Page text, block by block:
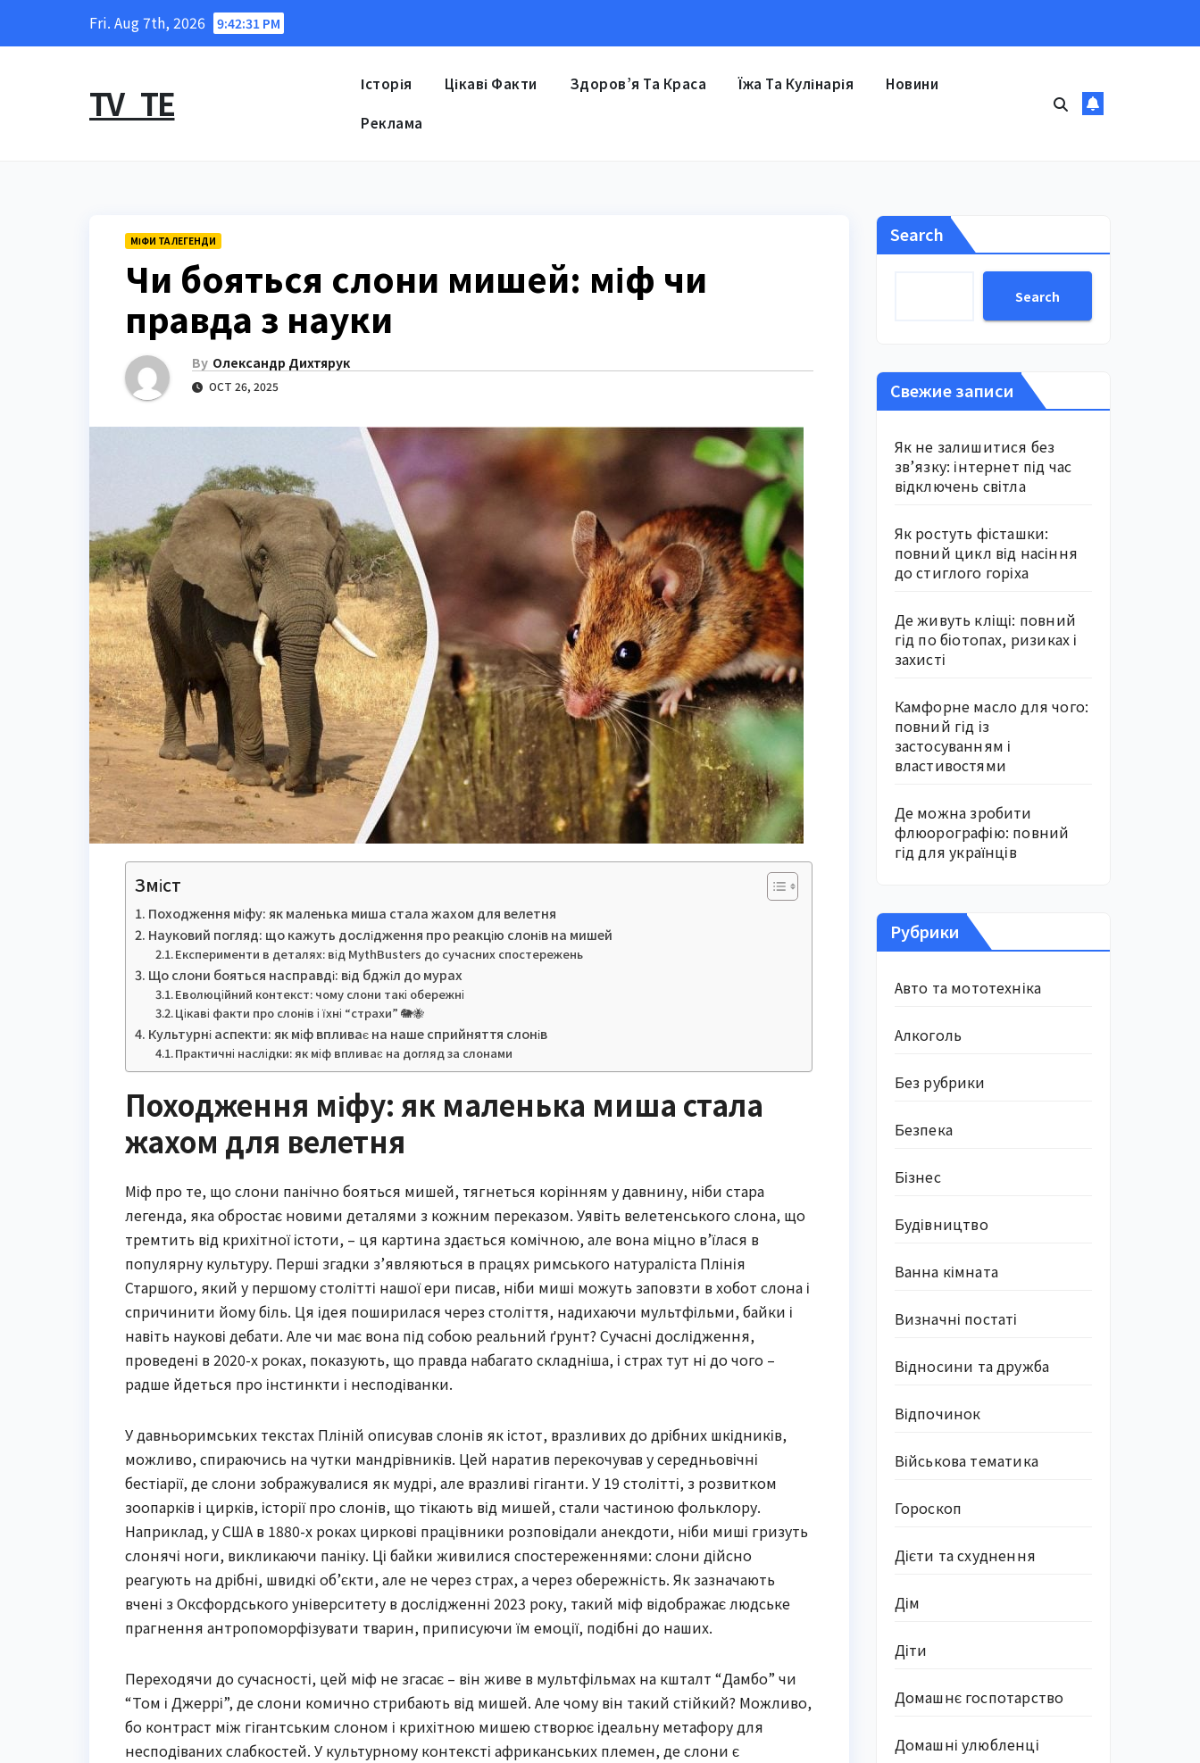
Fri. Aug 7th, 2026 9:42:32 PM
TV_TE Історія Цікаві Факти Здоров’я Та Краса Їжа Та Кулінарія Новини
Реклама
МІФИ ТА ЛЕГЕНДИ
Чи бояться слони мишей: міф чи
правда з науки
By Олександр Дихтярук
OCT 26, 2025
Зміст
Походження міфу: як маленька миша стала жахом для велетня
Науковий погляд: що кажуть дослідження про реакцію слонів на мишей
Експерименти в деталях: від MythBusters до сучасних спостережень
Що слони бояться насправді: від бджіл до мурах
Еволюційний контекст: чому слони такі обережні
Цікаві факти про слонів і їхні “страхи” 🐘🐝
Культурні аспекти: як міф впливає на наше сприйняття слонів
Практичні наслідки: як міф впливає на догляд за слонами
Походження міфу: як маленька миша стала
жахом для велетня
Міф про те, що слони панічно бояться мишей, тягнеться корінням у давнину, ніби стара
легенда, яка обростає новими деталями з кожним переказом. Уявіть велетенського слона, що
тремтить від крихітної істоти, – ця картина здається комічною, але вона міцно в’їлася в
популярну культуру. Перші згадки з’являються в працях римського натураліста Плінія
Старшого, який у першому столітті нашої ери писав, ніби миші можуть заповзти в хобот слона і
спричинити йому біль. Ця ідея поширилася через століття, надихаючи мультфільми, байки і
навіть наукові дебати. Але чи має вона під собою реальний ґрунт? Сучасні дослідження,
проведені в 2020-х роках, показують, що правда набагато складніша, і страх тут ні до чого –
радше йдеться про інстинкти і несподіванки.
У давньоримських текстах Пліній описував слонів як істот, вразливих до дрібних шкідників,
можливо, спираючись на чутки мандрівників. Цей наратив перекочував у середньовічні
бестіарії, де слони зображувалися як мудрі, але вразливі гіганти. У 19 столітті, з розвитком
зоопарків і цирків, історії про слонів, що тікають від мишей, стали частиною фольклору.
Наприклад, у США в 1880-х роках циркові працівники розповідали анекдоти, ніби миші гризуть
слонячі ноги, викликаючи паніку. Ці байки живилися спостереженнями: слони дійсно
реагують на дрібні, швидкі об’єкти, але не через страх, а через обережність. Як зазначають
вчені з Оксфордського університету в дослідженні 2023 року, такий міф відображає людське
прагнення антропоморфізувати тварин, приписуючи їм емоції, подібні до наших.
Переходячи до сучасності, цей міф не згасає – він живе в мультфільмах на кшталт “Дамбо” чи
“Том і Джеррі”, де слони комично стрибають від мишей. Але чому він такий стійкий? Можливо,
бо контраст між гігантським слоном і крихітною мишею створює ідеальну метафору для
несподіваних слабкостей. У культурному контексті африканських племен, де слони є
Search
Search
Свежие записи
Як не залишитися без
зв’язку: інтернет під час
відключень світла
Як ростуть фісташки:
повний цикл від насіння
до стиглого горіха
Де живуть кліщі: повний
гід по біотопах, ризиках і
захисті
Камфорне масло для чого:
повний гід із
застосуванням і
властивостями
Де можна зробити
флюорографію: повний
гід для українців
Рубрики
Авто та мототехніка
Алкоголь
Без рубрики
Безпека
Бізнес
Будівництво
Ванна кімната
Визначні постаті
Відносини та дружба
Відпочинок
Військова тематика
Гороскоп
Дієти та схуднення
Дім
Діти
Домашнє госпотарство
Домашні улюбленці